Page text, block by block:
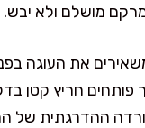
מושלם ולא יבש.
ההדרגתית של